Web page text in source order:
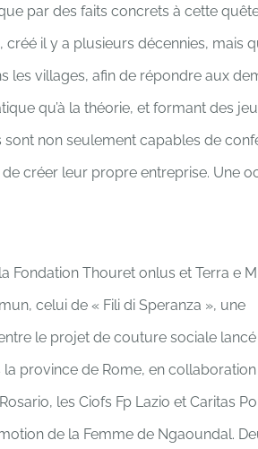
par des faits concrets à cette
il y a plusieurs décennies, mais
les villages, afin de répondre aux
qu’à la théorie, et formant des
sont non seulement capables de
créer leur propre entreprise. Une
Fondation Thouret onlus et Terra e
celui de « Fili di Speranza », une
le projet de couture sociale lancé
la province de Rome, en
les Ciofs Fp Lazio et Caritas
de la Femme de Ngaoundal.